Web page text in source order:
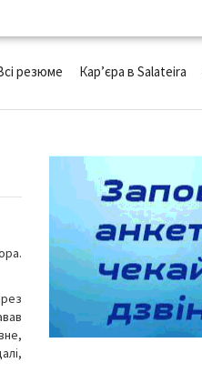
резюме Кар’єра в Salateira